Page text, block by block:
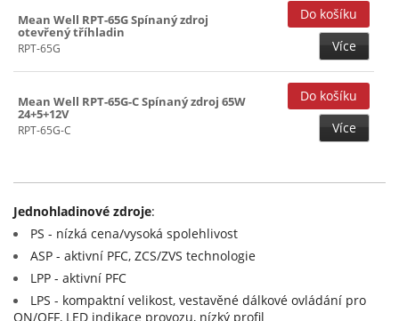
15V (18)
15+(-15)V (5)
20V (5)
24V (18)
27V (12)
Mean Well RPT-65G Spínaný zdroj
otevřený tříhladin
RPT-65G Více
Mean Well RPT-65G-C Spínaný zdroj 65W
24+5+12V
RPT-65G-C Více
Jednohladinové zdroje:
PS - nízká cena/vysoká spolehlivost
ASP - aktivní PFC, ZCS/ZVS technologie
LPP - aktivní PFC
LPS - kompaktní velikost, vestavěné dálkové ovládání pro
ON/OFF, LED indikace provozu, nízký profil